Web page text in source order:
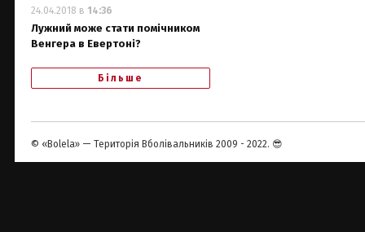
24.04.2018 в 14:36
Лужний може стати помічником
Венгера в Евертоні?
Більше
© «Bolela» — Територія Вболівальників 2009 - 2022. 😎